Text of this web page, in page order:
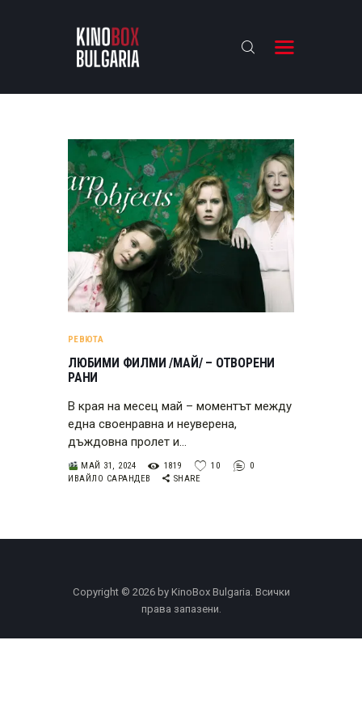
KINOBOX BULGARIA
АНАЛИЗИ
БАХТИ НАГРАДИТЕ
ИНТЕРВЮТА
ЗА НАС
РЕВЮТА
ЛЮБИМИ ФИЛМИ /МАЙ/ – ОТВОРЕНИ
РАНИ
В края на месец май – моментът между
една своенравна и неуверена,
дъждовна пролет и…
МАЙ 31, 2024 1819 10
0
ИВАЙЛО САРАНДЕВ
SHARE
Copyright © 2026 by KinoBox Bulgaria. Всички
права запазени.